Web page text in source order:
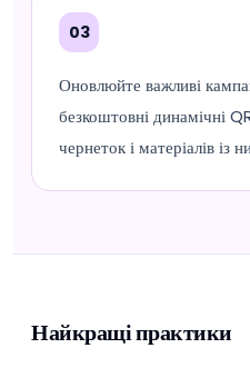
03
Оновлюйте важливі
безкоштовні динамічні
чернеток і матеріалів із
Найкращі практики